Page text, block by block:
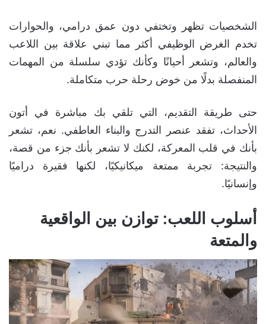
الشخصيات تظهر وتختفي دون عمق درامي، والحوارات
تخدم الغرض الوظيفي أكثر مما تبني علاقة بين اللاعب
والعالم، وتشعر أحيانًا وكأنك تؤدي سلسلة من المهمات
المنفصلة بدلًا من خوض رحلة حرب متكاملة.
حتى طريقة التقديم، التي تلقي بك مباشرة في أتون
الأحداث، تفقد عنصر التدرج والبناء العاطفي. نعم، تشعر
بأنك في قلب المعركة، لكنك لا تشعر بأنك جزء من قصة،
والنتيجة: تجربة ممتعة ميكانيكيًا، لكنها فقيرة دراميًا
وإنسانيًا.
أسلوب اللعب: توازن بين الواقعية
والمتعة